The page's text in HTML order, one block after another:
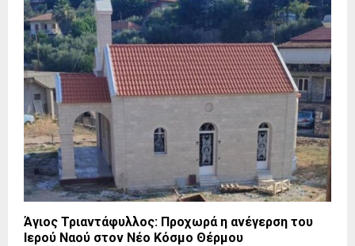
Άγιος Τριαντάφυλλος: Προχωρά η ανέγερση του
Ιερού Ναού στον Νέο Κόσμο Θέρμου